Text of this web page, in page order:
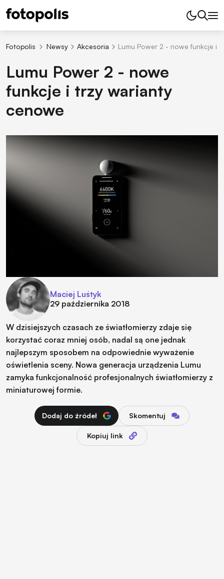
Fotopolis Newsy Akcesoria Lumu Power 2 - nowe funkcje i
Lumu Power 2 - nowe
funkcje i trzy warianty
cenowe
Maciej Luśtyk
29 października 2018
W dzisiejszych czasach ze światłomierzy zdaje się
korzystać coraz mniej osób, nadal są one jednak
najlepszym sposobem na odpowiednie wyważenie
oświetlenia sceny. Nowa generacja urządzenia Lumu
zamyka funkcjonalność profesjonalnych światłomierzy z
miniaturowej formie.
Dodaj do źródeł Skomentuj
Kopiuj link